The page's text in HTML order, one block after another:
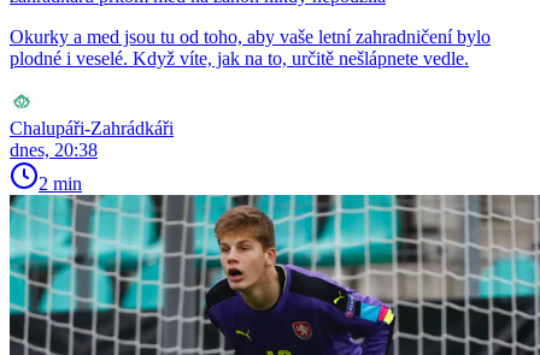
Okurky a med jsou tu od toho, aby vaše letní zahradničení bylo
plodné i veselé. Když víte, jak na to, určitě nešlápnete vedle.
Chalupáři-Zahrádkáři
dnes, 20:38
2 min